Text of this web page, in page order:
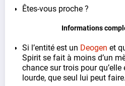
Êtes-vous proche ?
Informations
Si l’entité est un Deogen et
Spirit se fait à moins d’un
chance sur trois pour
lourde, que seul lui peut faire.